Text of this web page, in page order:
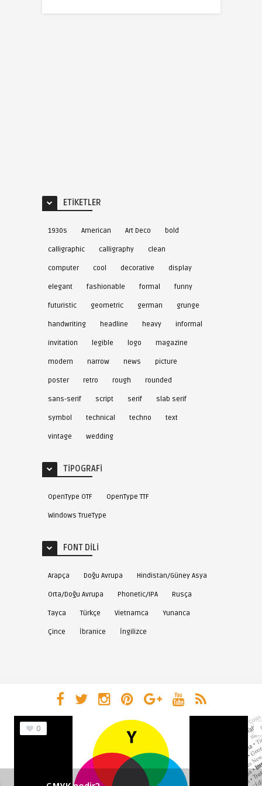
ETIKETLER
1930s American Art Deco bold
calligraphic calligraphy clean
computer cool decorative display
elegant fashionable formal funny
futuristic geometric german grunge
handwriting headline heavy informal
invitation legible logo magazine
modern narrow news picture
poster retro rough rounded
sans-serif script serif slab serif
symbol technical techno text
vintage wedding
TIPOGRAFI
OpenType OTF OpenType TTF
Windows TrueType
FONT DILI
Arapça Doğu Avrupa Hindistan/Güney Asya
Orta/Doğu Avrupa Phonetic/IPA Rusça
Tayca Türkçe Vietnamca Yunanca
Çince İbranice İngilizce
0